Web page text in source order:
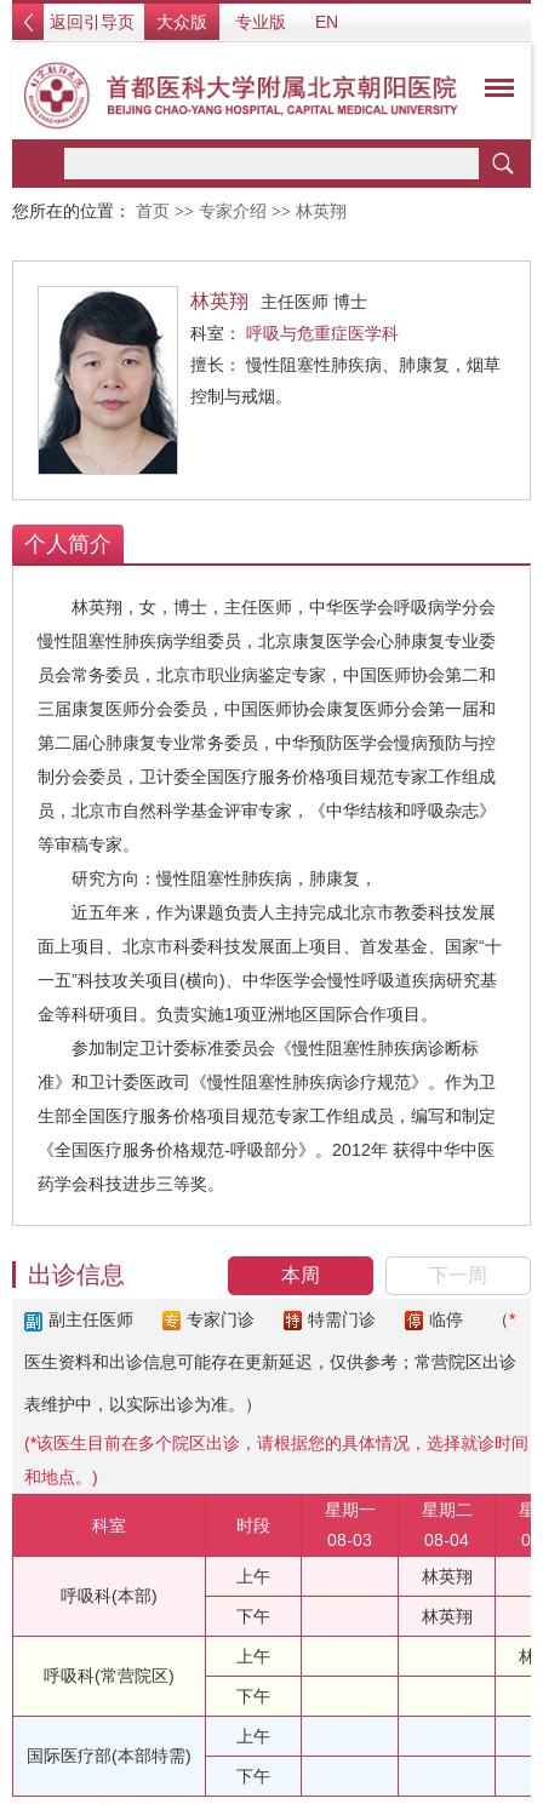
返回引导页 大众版 专业版 EN
您所在的位置： 首页 >> 专家介绍 >> 林英翔
林英翔
主任医师 博士
科室： 呼吸与危重症医学科
擅长： 慢性阻塞性肺疾病、肺康复，烟草
控制与戒烟。
个人简介
林英翔，女，博士，主任医师，中华医学会呼吸病学分会
慢性阻塞性肺疾病学组委员，北京康复医学会心肺康复专业委
员会常务委员，北京市职业病鉴定专家，中国医师协会第二和
三届康复医师分会委员，中国医师协会康复医师分会第一届和
第二届心肺康复专业常务委员，中华预防医学会慢病预防与控
制分会委员，卫计委全国医疗服务价格项目规范专家工作组成
员，北京市自然科学基金评审专家，《中华结核和呼吸杂志》
等审稿专家。
研究方向：慢性阻塞性肺疾病，肺康复，
近五年来，作为课题负责人主持完成北京市教委科技发展
面上项目、北京市科委科技发展面上项目、首发基金、国家“十
一五”科技攻关项目(横向)、中华医学会慢性呼吸道疾病研究基
金等科研项目。负责实施1项亚洲地区国际合作项目。
参加制定卫计委标准委员会《慢性阻塞性肺疾病诊断标
准》和卫计委医政司《慢性阻塞性肺疾病诊疗规范》。作为卫
生部全国医疗服务价格项目规范专家工作组成员，编写和制定
《全国医疗服务价格规范-呼吸部分》。2012年 获得中华中医
药学会科技进步三等奖。
本周 下一周
出诊信息
副主任医师 专家门诊 特需门诊 临停 （*
医生资料和出诊信息可能存在更新延迟，仅供参考；常营院区出诊
表维护中，以实际出诊为准。）
(*该医生目前在多个院区出诊，请根据您的具体情况，选择就诊时间
和地点。)
科室 时段
星期一
08-03
星期二
08-04
星
呼吸科(本部)
上午 林英翔
下午 林英翔
呼吸科(常营院区)
上午 林
下午
国际医疗部(本部特需)
上午
下午